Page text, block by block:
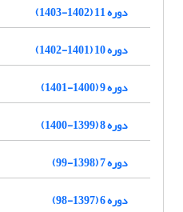
دوره 11 (1402-1403)
دوره 10 (1401-1402)
دوره 9 (1400-1401)
دوره 8 (1399-1400)
دوره 7 (1398-99)
دوره 6 (1397-98)